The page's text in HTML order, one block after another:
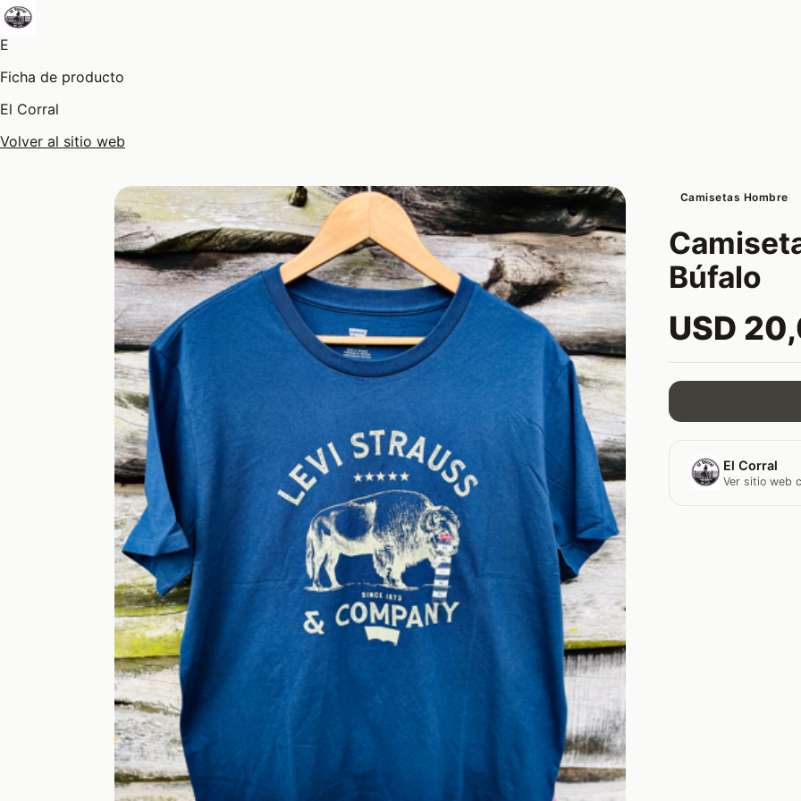
E
Ficha de producto
El Corral
Volver al sitio web
Camisetas Hombre
Búfalo
USD
El Corral
Ver sitio web